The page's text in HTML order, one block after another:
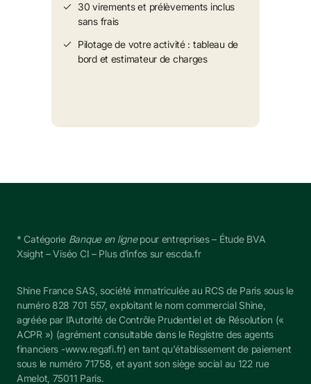
30 virements et prélèvements inclus
sans frais
Pilotage de votre activité : tableau de
bord et estimateur de charges
* Catégorie Banque en ligne pour entreprises – Étude BVA
Xsight – Viséo CI – Plus d’infos sur escda.fr
Shine France SAS, société immatriculée au RCS de Paris sous le
numéro 828 701 557, exploitant le nom commercial Shine,
agréée par l’Autorité de Contrôle Prudentiel et de Résolution («
ACPR ») (agrément consultable dans le Registre des agents
financiers -www.regafi.fr) en tant qu'établissement de paiement
sous le numéro 71758 , et ayant son siège social au 122 rue
Amelot, 75011 Paris.